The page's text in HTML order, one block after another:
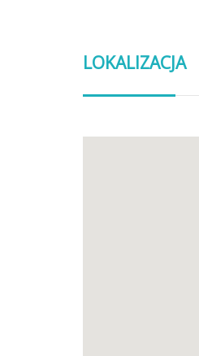
LOKALIZACJA